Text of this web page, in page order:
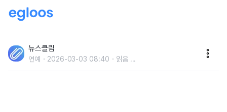
때 수입 언급하자 하하도 공감..(+내용)
뉴스클립
연예 2026-03-03 08:40 읽음 ...